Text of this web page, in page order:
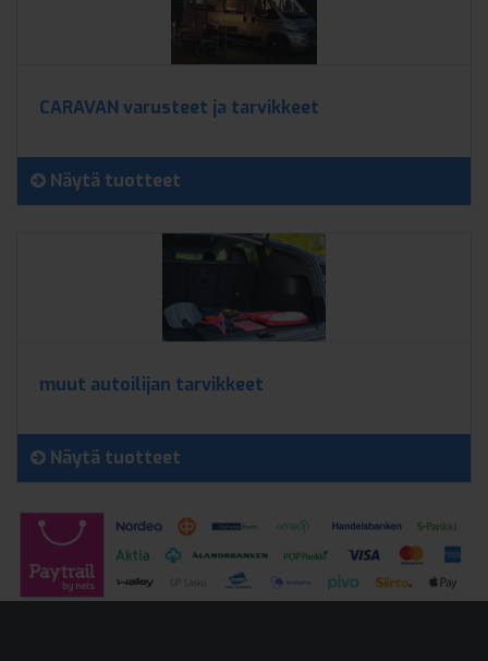
CARAVAN varusteet ja tarvikkeet
Näytä tuotteet
muut autoilijan tarvikkeet
Näytä tuotteet